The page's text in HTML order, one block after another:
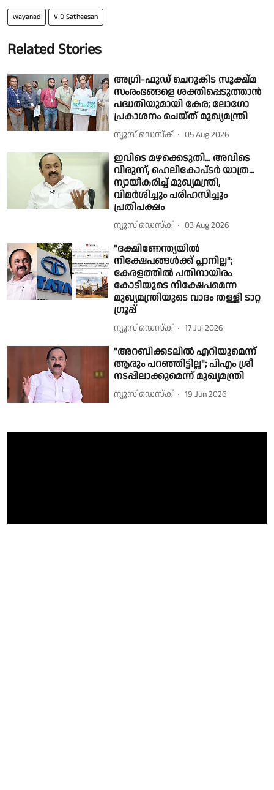
wayanad V D Satheesan
Related Stories
അഗ്രി-ഫുഡ് ചെറുകിട സൂക്ഷ്മ
സംരംഭങ്ങളെ ശക്തിപ്പെടുത്താൻ
പദ്ധതിയുമായി കേര; ലോഗോ
പ്രകാശനം ചെയ്ത് മുഖ്യമന്ത്രി
ന്യൂസ് ഡെസ്ക് 05 Aug 2026
ഇവിടെ മഴക്കെടുതി... അവിടെ
വിരുന്ന്, ഹെലികോപ്‍ടര്‍ യാത്ര...
ന്യായീകരിച്ച് മുഖ്യമന്ത്രി,
വിമര്‍ശിച്ചും പരിഹസിച്ചും
പ്രതിപക്ഷം
ന്യൂസ് ഡെസ്ക് 03 Aug 2026
"ദക്ഷിണേന്ത്യയിൽ
നിക്ഷേപങ്ങൾക്ക് പ്ലാനില്ല";
കേരളത്തിൽ പതിനായിരം
കോടിയുടെ നിക്ഷേപമെന്ന
മുഖ്യമന്ത്രിയുടെ വാദം തള്ളി ടാറ്റ
ഗ്രൂപ്പ്
ന്യൂസ് ഡെസ്ക് 17 Jul 2026
"അറബിക്കടലിൽ എറിയുമെന്ന്
ആരും പറഞ്ഞിട്ടില്ല"; പിഎം ശ്രീ
നടപ്പിലാക്കുമെന്ന് മുഖ്യമന്ത്രി
ന്യൂസ് ഡെസ്ക് 19 Jun 2026